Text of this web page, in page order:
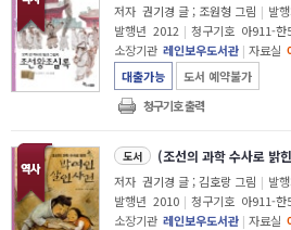
저자 권기경 글 ; 조원형 그림 | 발
발행년 2012 | 청구기호 아911-한
소장기관 레인보우도서관 | 자료실
대출가능
도서 예약불가
청구기호 출력
도서 (조선의 과학 수사로 밝
저자 권기경 글 ; 김호랑 그림 | 발
발행년 2010 | 청구기호 아911-한
소장기관 레인보우도서관 | 자료실